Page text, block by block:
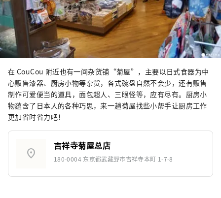
在 CouCou 附近也有一间杂货铺“菊屋”，主要以日式食器为中
心贩售漆器、厨房小物等杂货，各式碗盘自然不会少，还有贩售
制作可爱便当的道具，面包超人、三眼怪等，应有尽有。厨房小
物蕴含了日本人的各种巧思，来一趟菊屋找些小帮手让厨房工作
更加省时省力吧！
location_on
吉祥寺菊屋总店
180-0004 东京都武藏野市吉祥寺本町 1-7-8